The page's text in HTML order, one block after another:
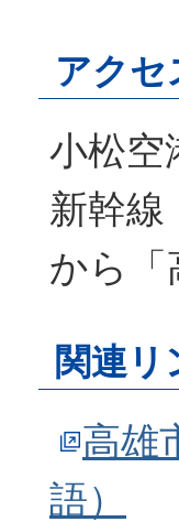
アクセ
小松空
新幹線
から「
関連リ
高雄
語）